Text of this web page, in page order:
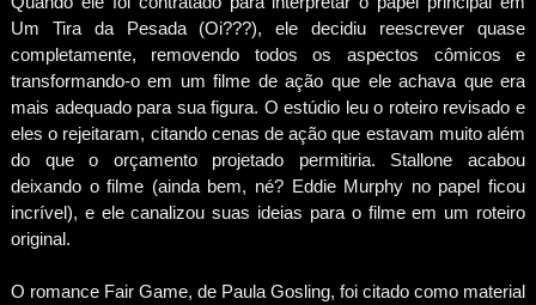
Um Tira da Pesada (Oi???), ele decidiu reescrever quase
completamente, removendo todos os aspectos cômicos e
transformando-o em um filme de ação que ele achava que era
mais adequado para sua figura. O estúdio leu o roteiro revisado e
eles o rejeitaram, citando cenas de ação que estavam muito além
do que o orçamento projetado permitiria. Stallone acabou
deixando o filme (ainda bem, né? Eddie Murphy no papel ficou
incrível), e ele canalizou suas ideias para o filme em um roteiro
original.
O romance Fair Game, de Paula Gosling, foi citado como material